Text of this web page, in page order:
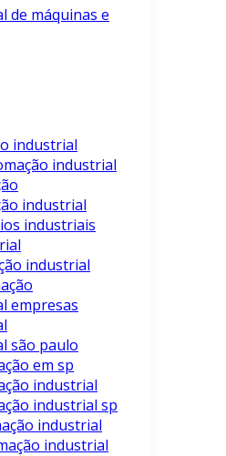
de máquinas e
industrial
industrial
industrial
industriais
industrial
empresas
são paulo
em sp
industrial
industrial sp
industrial
industrial